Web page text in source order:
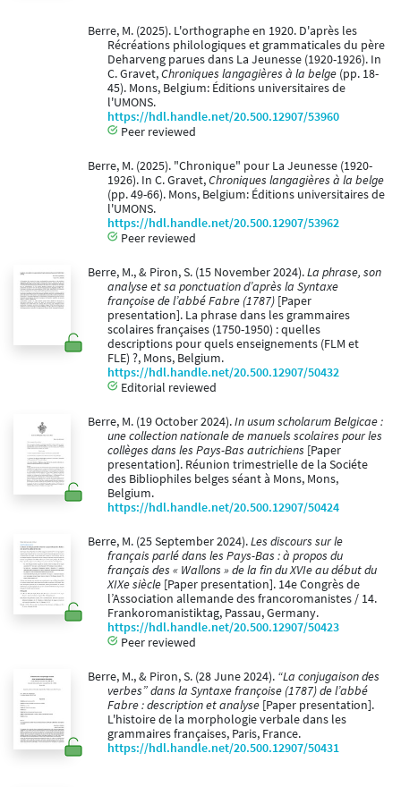
Berre, M. (2025). L'orthographe en 1920. D'après les
Récréations philologiques et grammaticales du père
Deharveng parues dans La Jeunesse (1920-1926). In
C. Gravet,Chroniques langagières à la belge (pp. 18-
45). Mons, Belgium: Éditions universitaires de
l'UMONS.
https://hdl.handle.net/20.500.12907/53960
Peer reviewed
Berre, M. (2025). "Chronique" pour La Jeunesse (1920-
1926). In C. Gravet,Chroniques langagières à la belge
(pp. 49-66). Mons, Belgium: Éditions universitaires de
l'UMONS.
https://hdl.handle.net/20.500.12907/53962
Peer reviewed
Berre, M., & Piron, S. (15 November 2024).La phrase, son
analyse et sa ponctuation d’après la Syntaxe
françoise de l’abbé Fabre (1787) [Paper
presentation]. La phrase dans les grammaires
scolaires françaises (1750-1950) : quelles
descriptions pour quels enseignements (FLM et
FLE) ?, Mons, Belgium.
https://hdl.handle.net/20.500.12907/50432
Editorial reviewed
Berre, M. (19 October 2024).In usum scholarum Belgicae :
une collection nationale de manuels scolaires pour les
collèges dans les Pays-Bas autrichiens [Paper
presentation]. Réunion trimestrielle de la Sociéte
des Bibliophiles belges séant à Mons, Mons,
Belgium.
https://hdl.handle.net/20.500.12907/50424
Berre, M. (25 September 2024).Les discours sur le
français parlé dans les Pays-Bas : à propos du
français des « Wallons » de la fin du XVIe au début du
XIXe siècle [Paper presentation]. 14e Congrès de
l’Association allemande des francoromanistes / 14.
Frankoromanistiktag, Passau, Germany.
https://hdl.handle.net/20.500.12907/50423
Peer reviewed
Berre, M., & Piron, S. (28 June 2024). “La conjugaison des
verbes” dans la Syntaxe françoise (1787) de l’abbé
Fabre : description et analyse [Paper presentation].
L'histoire de la morphologie verbale dans les
grammaires françaises, Paris, France.
https://hdl.handle.net/20.500.12907/50431